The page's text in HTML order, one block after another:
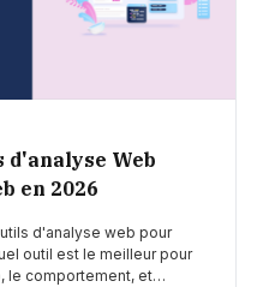
Web
en 2026
d'analyse web pour
outil est le meilleur pour
le comportement, et…